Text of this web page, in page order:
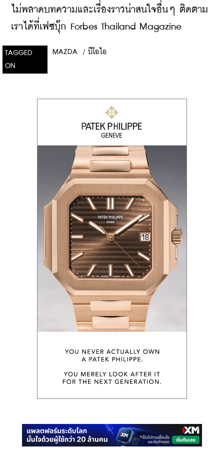
ไม่พลาดบทความและเรื่องราวน่าสนใจอื่นๆ ติดตาม
เราได้ที่เฟซบุ๊ก Forbes Thailand Magazine
TAGGED
ON
MAZDA / บีโอไอ